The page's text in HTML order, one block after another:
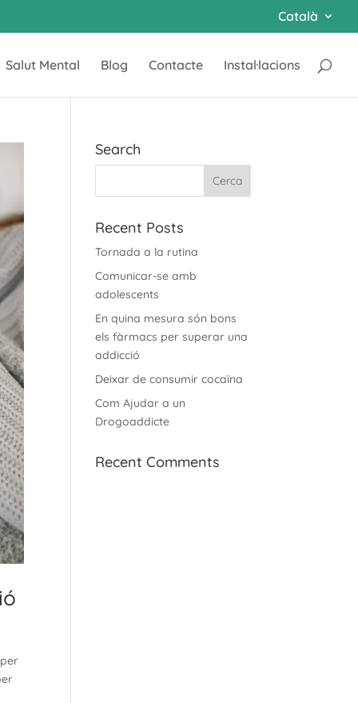
Català
Salut Mental Blog Contacte Instal·lacions
Search
Recent Posts
Tornada a la rutina
Comunicar-se amb
adolescents
En quina mesura són bons
els fàrmacs per superar una
addicció
Deixar de consumir cocaïna
Com Ajudar a un
Drogoaddicte
Recent Comments